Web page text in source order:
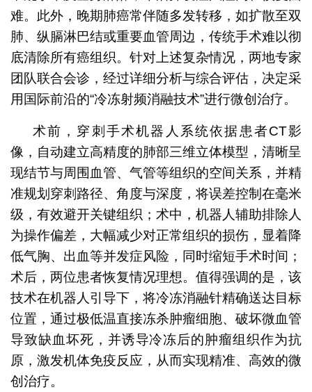
难。此外，晚期肺癌常伴随多发转移，如扩散至双
肺、纵膈淋巴结或重要血管周边，传统手术难以彻
底清除所有癌组织。针对上述复杂情况，两地专家
团队联合会诊，经过详细分析与综合评估，决定采
用国际前沿的“冷冻射频消融技术”进行微创治疗。
术前，穿刺手术机器人系统依据患者CT影
像，自动建立高精度的肺部三维立体模型，清晰呈
现结节与周围血管、气管等组织的空间关系，并精
准规划穿刺路径、角度与深度，将误差控制在毫米
级，有效避开关键组织；术中，机器人辅助排除人
为操作偏差，大幅减少对正常组织的损伤，显着降
低气胸、出血等并发症风险，同时缩短手术时间；
术后，两位患者恢复情况理想。值得强调的是，该
技术在机器人引导下，将冷冻消融针精确送达目标
位置，通过极低温直接冻杀肿瘤细胞、破坏微血管
导致缺血坏死，并诱导冷冻后的肿瘤组织作为抗
原，激发机体免疫反应，从而实现精准、高效的微
创治疗。